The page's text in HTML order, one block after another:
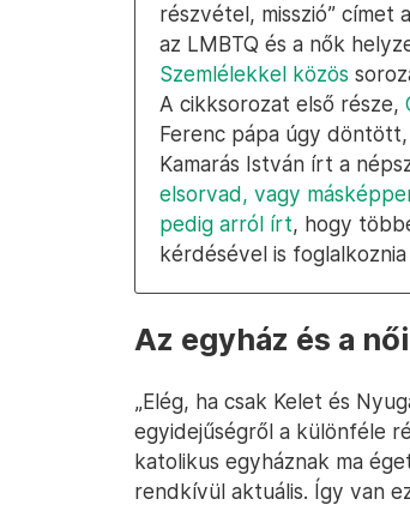
részvétel, misszió” címet
az LMBTQ és a nők
Szemlélekkel közös
A cikksorozat első része,
Ferenc pápa úgy
Kamarás István írt a
elsorvad, vagy
pedig arról írt, hogy
kérdésével is
Az egyház és a
„Elég, ha csak Kelet és
egyidejűségről a különféle
katolikus egyháznak ma
rendkívül aktuális. Így van